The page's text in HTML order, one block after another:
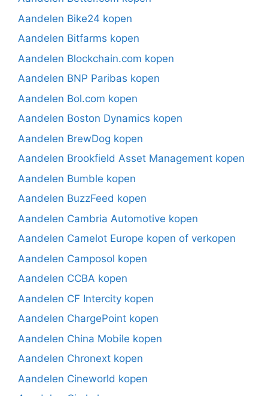
Aandelen Bike24 kopen
Aandelen Bitfarms kopen
Aandelen Blockchain.com kopen
Aandelen BNP Paribas kopen
Aandelen Bol.com kopen
Aandelen Boston Dynamics kopen
Aandelen BrewDog kopen
Aandelen Brookfield Asset Management kopen
Aandelen Bumble kopen
Aandelen BuzzFeed kopen
Aandelen Cambria Automotive kopen
Aandelen Camelot Europe kopen of verkopen
Aandelen Camposol kopen
Aandelen CCBA kopen
Aandelen CF Intercity kopen
Aandelen ChargePoint kopen
Aandelen China Mobile kopen
Aandelen Chronext kopen
Aandelen Cineworld kopen